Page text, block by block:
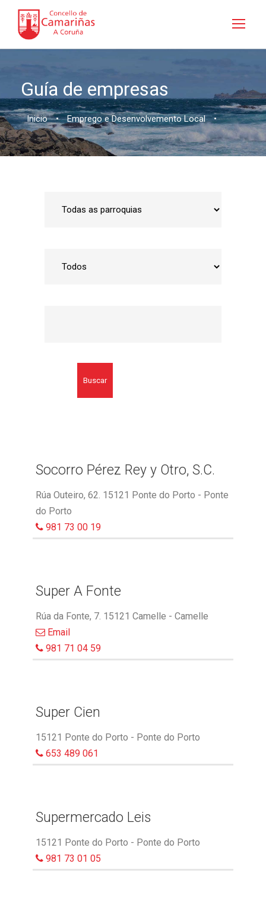
Guía de empresas
Inicio • Emprego e Desenvolvemento Local •
Buscar
Socorro Pérez Rey y Otro, S.C.
Rúa Outeiro, 62. 15121 Ponte do Porto - Ponte
do Porto
981 73 00 19
Super A Fonte
Rúa da Fonte, 7. 15121 Camelle - Camelle
Email
981 71 04 59
Super Cien
15121 Ponte do Porto - Ponte do Porto
653 489 061
Supermercado Leis
15121 Ponte do Porto - Ponte do Porto
981 73 01 05